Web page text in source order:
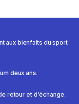
aux bienfaits du sport
deux ans.
retour et d'échange.